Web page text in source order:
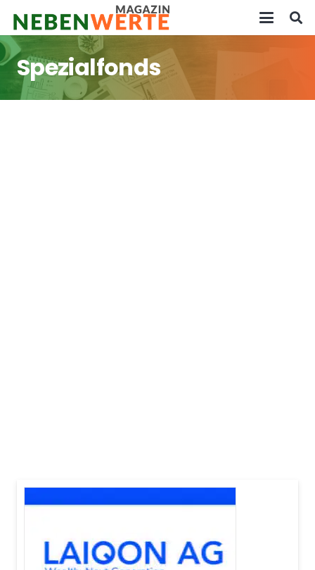
Spezialfonds